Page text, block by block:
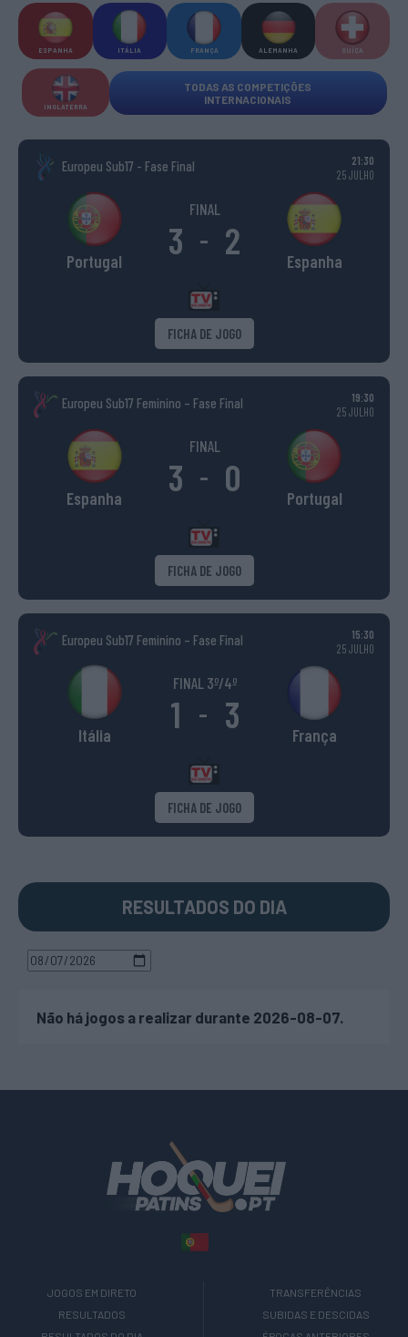
ESPANHA ITÁLIA FRANÇA ALEMANHA SUÍÇA
INGLATERRA
TODAS AS COMPETIÇÕES
INTERNACIONAIS
Europeu Sub17 - Fase Final
21:30
25 JULHO
Portugal
FINAL
3 - 2 Espanha
FICHA DE JOGO
Europeu Sub17 Feminino – Fase Final
19:30
25 JULHO
Espanha
FINAL
3 - 0 Portugal
FICHA DE JOGO
Europeu Sub17 Feminino – Fase Final
15:30
25 JULHO
Itália
FINAL 3º/4º
1 - 3 França
FICHA DE JOGO
RESULTADOS DO DIA
Não há jogos a realizar durante 2026-08-07.
JOGOS EM DIRETO
RESULTADOS
TRANSFERÊNCIAS
SUBIDAS E DESCIDAS